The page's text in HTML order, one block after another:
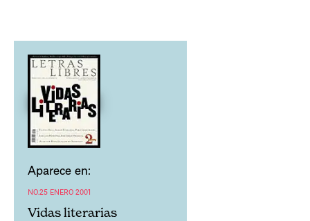
Aparece en:
NO.25 ENERO 2001
Vidas literarias